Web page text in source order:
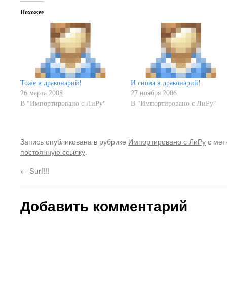
Похожее
Тоже в драконарий!
26 марта 2008
В "Импортировано с ЛиРу"
И снова в драконарий!
27 ноября 2006
В "Импортировано с ЛиРу"
Запись опубликована в рубрике Импортировано с ЛиРус
постоянную ссылку.
← Surf!!!
Добавить комментарий